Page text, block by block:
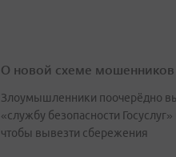
О новой схеме
Злоумышленники поочерёдно
«службу безопасности
чтобы вывезти сбережения